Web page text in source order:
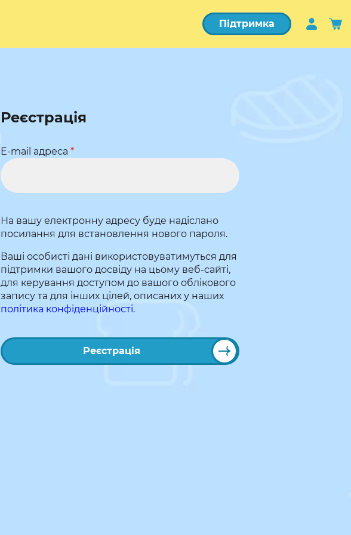
Підтримка
Реєстрація
E-mail адреса *
На вашу електронну адресу буде надіслано
посилання для встановлення нового пароля.
Ваші особисті дані використовуватимуться для
підтримки вашого досвіду на цьому веб-сайті,
для керування доступом до вашого облікового
запису та для інших цілей, описаних у наших
політика конфіденційності.
Реєстрація